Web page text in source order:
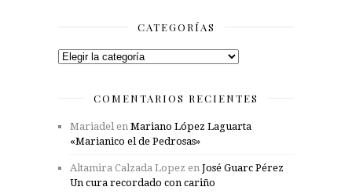
CATEGORÍAS
Categorías
COMENTARIOS RECIENTES
Mariadel en Mariano López Laguarta
«Marianico el de Pedrosas»
Altamira Calzada Lopez en José Guarc Pérez
Un cura recordado con cariño